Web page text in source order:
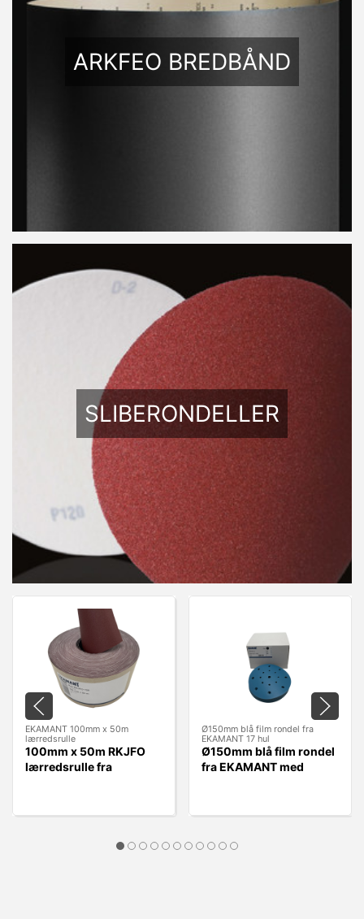
ARKFEO BREDBÅND
SLIBERONDELLER
EKAMANT 100mm x 50m
lærredsrulle
100mm x 50m RKJFO
lærredsrulle fra
Ø150mm blå film rondel fra
EKAMANT 17 hul
Ø150mm blå film rondel
fra EKAMANT med